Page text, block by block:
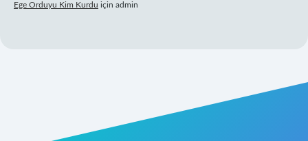
Ege Orduyu Kim Kurdu için admin